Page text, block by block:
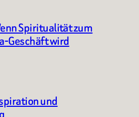
Spiritualität zum
Geschäft wird
und